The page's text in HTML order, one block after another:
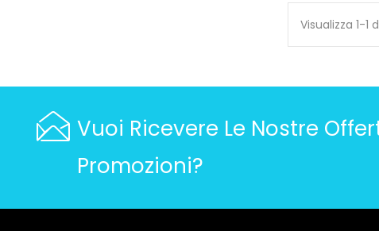
Visualizza 1-1
Vuoi Ricevere Le Nostre
Promozioni?